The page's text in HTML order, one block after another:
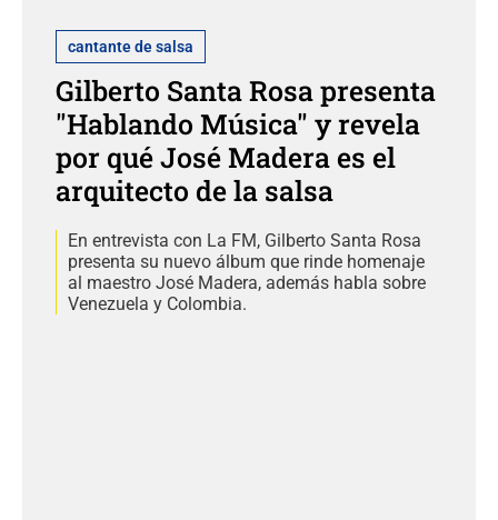
cantante de salsa
Gilberto Santa Rosa presenta
"Hablando Música" y revela
por qué José Madera es el
arquitecto de la salsa
En entrevista con La FM, Gilberto Santa Rosa
presenta su nuevo álbum que rinde homenaje
al maestro José Madera, además habla sobre
Venezuela y Colombia.